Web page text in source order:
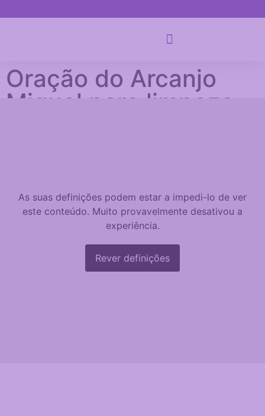
Oração do Arcanjo
Miguel para limpeza
As suas definições podem estar a impedi-lo de ver
este conteúdo. Muito provavelmente desativou a
experiência.
Rever definições